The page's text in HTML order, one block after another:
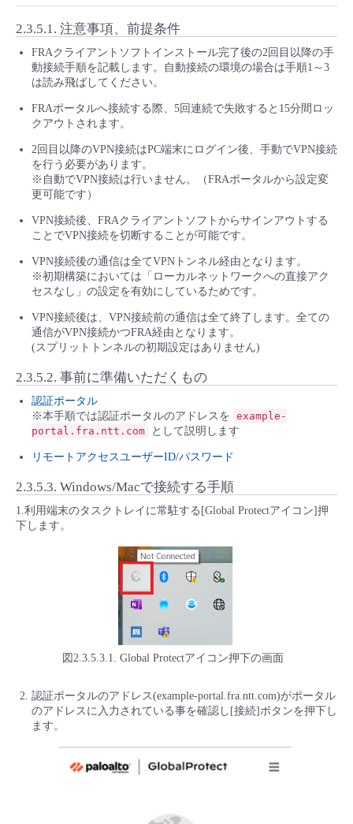
2.3.5.1. 注意事項、前提条件
FRAクライアントソフトインストール完了後の2回目以降の手
動接続手順を記載します。自動接続の環境の場合は手順1～3
は読み飛ばしてください。
FRAポータルへ接続する際、5回連続で失敗すると15分間ロッ
クアウトされます。
2回目以降のVPN接続はPC端末にログイン後、手動でVPN接続
を行う必要があります。
※自動でVPN接続は行いません。（FRAポータルから設定変
更可能です）
VPN接続後、FRAクライアントソフトからサインアウトする
ことでVPN接続を切断することが可能です。
VPN接続後の通信は全てVPNトンネル経由となります。
※初期構築においては「ローカルネットワークへの直接アク
セスなし」の設定を有効にしているためです。
VPN接続後は、VPN接続前の通信は全て終了します。全ての
通信がVPN接続かつFRA経由となります。
(スプリットトンネルの初期設定はありません)
2.3.5.2. 事前に準備いただくもの
認証ポータル
※本手順では認証ポータルのアドレスを example-
portal.fra.ntt.com
として説明します
リモートアクセスユーザーID/パスワード
2.3.5.3. Windows/Macで接続する手順
1.利用端末のタスクトレイに常駐する[Global Protectアイコン]押
下します。
図2.3.5.3.1. Global Protectアイコン押下の画面
認証ポータルのアドレス(example-portal.fra.ntt.com)がポータル
のアドレスに入力されている事を確認し[接続]ボタンを押下し
ます。